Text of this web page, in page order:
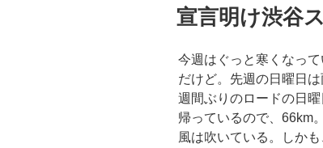
稿
日:
宣言明け渋谷
今週はぐっと寒くなっ
だけど。先週の日曜日
週間ぶりのロードの日
帰っているので、66km
風は吹いている。しか